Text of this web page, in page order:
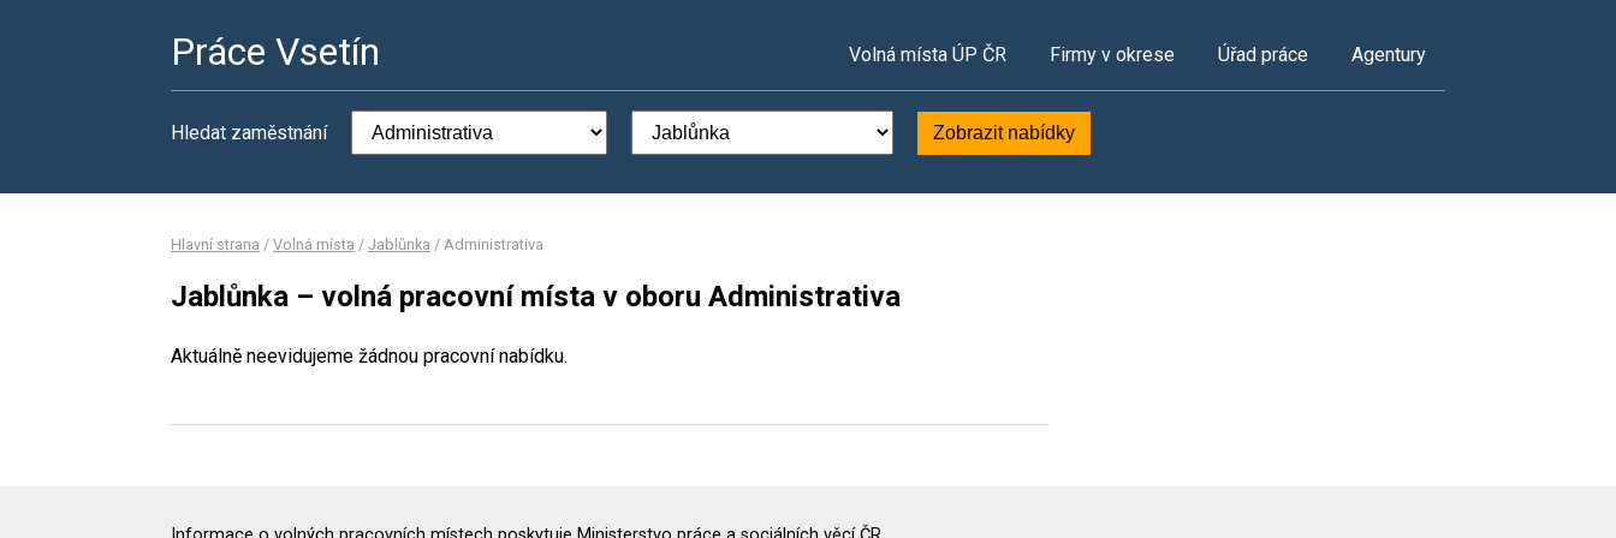
Práce Vsetín Volná místa ÚP ČR Firmy v okrese Úřad práce Agentury
Hledat zaměstnání Zobrazit nabídky
Hlavní strana / Volná místa / Jablůnka / Administrativa
Jablůnka – volná pracovní místa v oboru Administrativa
Aktuálně neevidujeme žádnou pracovní nabídku.